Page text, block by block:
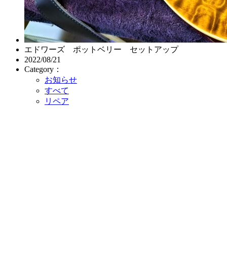
エドワーズ ポットベリー セットアップ
2022/08/21
Category：
お知らせ
すべて
リペア